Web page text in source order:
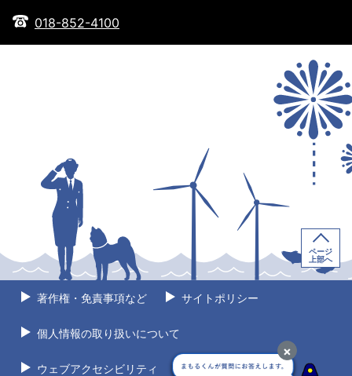
018-852-4100
×
著作権・免責事項など サイトポリシー
個人情報の取り扱いについて
ウェブアクセシビリティ サイトマップ
ページ
上部へ